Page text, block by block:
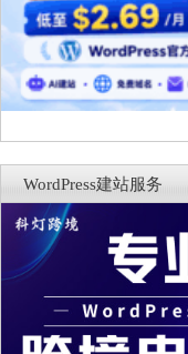
WordPress建站服务